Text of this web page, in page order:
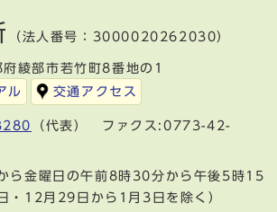
（法人番号：3000020262030）
綾部市若竹町8番地の1
ル
交通アクセス
（代表） ファクス:0773-42-
ら金曜日の午前8時30分から午後5時15
・12月29日から1月3日を除く）